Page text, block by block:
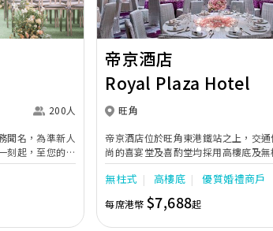
200人
聞名，為準新人
刻起，至您的大
現夢想婚禮。
帝京酒店
Royal Plaza Hotel
旺角
帝京酒店位於旺角東港鐵站之上，交
尚的喜宴堂及喜酌堂均採用高樓底及無
境寬敞，且備有LED幕牆、燈光及影音
最多可筵開40席，更配有水晶吊燈，適
婚禮。另外，空中花園深心薈是毛孩友
飽覽獅子山景致，適合舉行戶外婚禮或
店專業的宴會團隊提供貼心服務，讓
無柱式 高樓底 優質婚禮商戶
每席港幣$7,688起